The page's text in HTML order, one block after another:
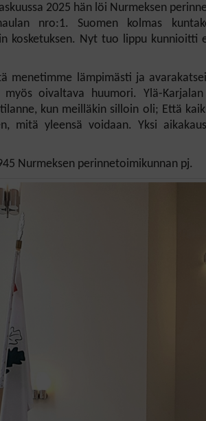
2025 hän löi Nurmeksen
nro:1.
Suomen kolmas
kosketuksen. Nyt tuo lippu kunnioitti
menetimme lämpimästi ja
oivaltava huumori. Ylä-
kun meilläkin silloin oli; Että
mitä yleensä voidaan.Yksi
Nurmeksen perinnetoimikunnan pj.